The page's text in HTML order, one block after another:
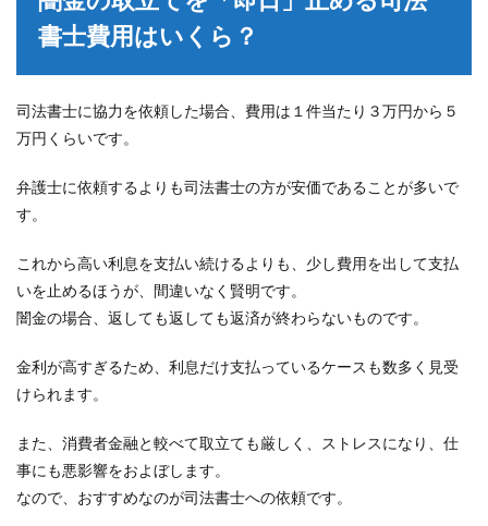
書士費用はいくら？
司法書士に協力を依頼した場合、費用は１件当たり３万円から５
万円くらいです。
弁護士に依頼するよりも司法書士の方が安価であることが多いで
す。
これから高い利息を支払い続けるよりも、少し費用を出して支払
いを止めるほうが、間違いなく賢明です。
闇金の場合、返しても返しても返済が終わらないものです。
金利が高すぎるため、利息だけ支払っているケースも数多く見受
けられます。
また、消費者金融と較べて取立ても厳しく、ストレスになり、仕
事にも悪影響をおよぼします。
なので、おすすめなのが司法書士への依頼です。